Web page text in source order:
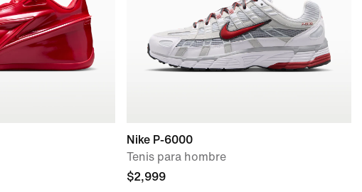
Nike P-6000
Tenis para hombre
$2,999